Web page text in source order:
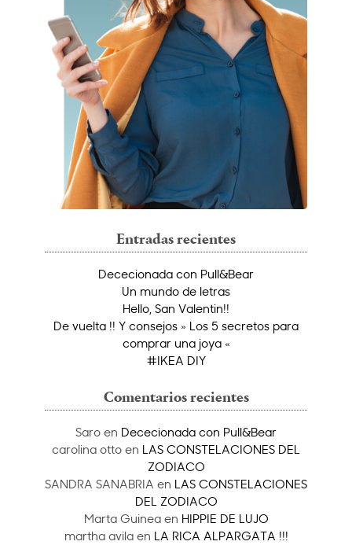
Entradas recientes
Dececionada con Pull&Bear
Un mundo de letras
Hello, San Valentin!!
De vuelta !! Y consejos » Los 5 secretos para
comprar una joya «
#IKEA DIY
Comentarios recientes
Saro en Dececionada con Pull&Bear
carolina otto en LAS CONSTELACIONES DEL
ZODIACO
SANDRA SANABRIA en LAS CONSTELACIONES
DEL ZODIACO
Marta Guineaen HIPPIE DE LUJO
martha avilaen LA RICA ALPARGATA !!!